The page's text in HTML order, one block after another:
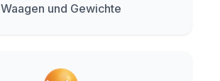
Waagen und Gewichte